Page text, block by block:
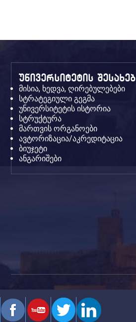
უნივერსიტეტის შესახებ
მისია, ხედვა, ღირებულებები
სტრატეგიული გეგმა
უნივერსიტეტის ისტორია
სტრუქტურა
მართვის ორგანოები
ავტორიზაცია/აკრედიტაცია
ბიუჯეტი
ანგარიშები